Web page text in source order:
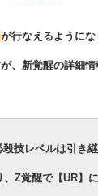
が行なえるようにな
、新覚醒の詳細
技レベルは引き継
Z覚醒で【UR】